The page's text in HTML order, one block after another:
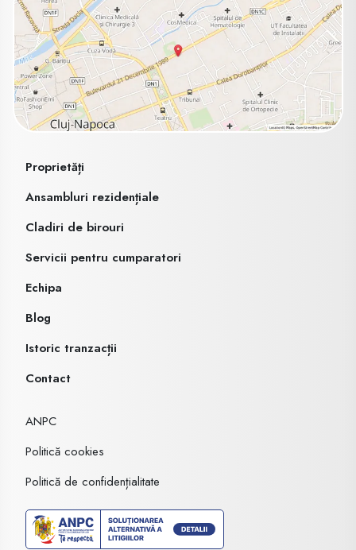
Proprietăți
Ansambluri rezidențiale
Cladiri de birouri
Servicii pentru cumparatori
Echipa
Blog
Istoric tranzacții
Contact
ANPC
Politică cookies
Politică de confidențialitate